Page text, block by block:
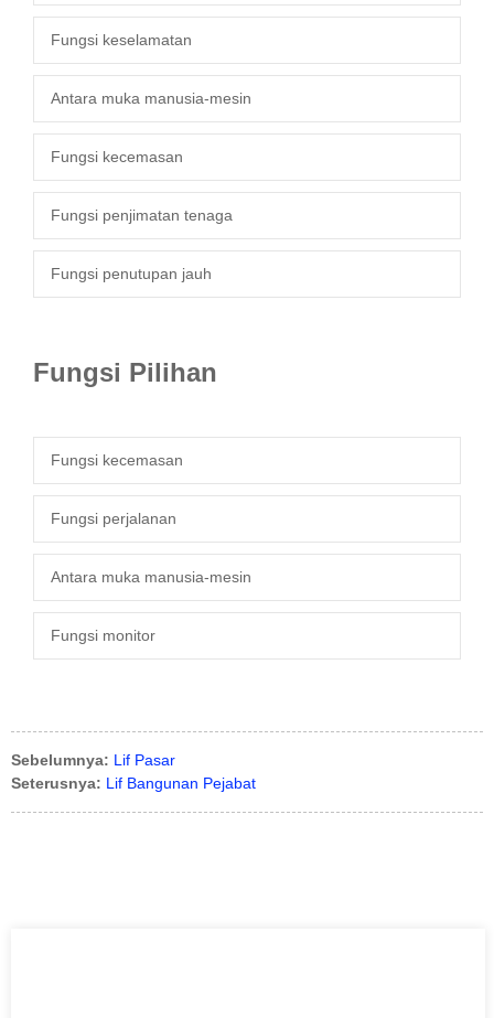
Fungsi keselamatan
Antara muka manusia-mesin
Fungsi kecemasan
Fungsi penjimatan tenaga
Fungsi penutupan jauh
Fungsi Pilihan
Fungsi kecemasan
Fungsi perjalanan
Antara muka manusia-mesin
Fungsi monitor
Sebelumnya: Lif Pasar
Seterusnya: Lif Bangunan Pejabat